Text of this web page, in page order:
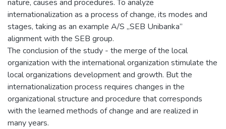
nature, causes and procedures. To analyze
internationalization as a process of change, its modes and
stages, taking as an example A/S „SEB Unibanka”
alignment with the SEB group.
The conclusion of the study - the merge of the local
organization with the international organization stimulate the
local organizations development and growth. But the
internationalization process requires changes in the
organizational structure and procedure that corresponds
with the learned methods of change and are realized in
many years.